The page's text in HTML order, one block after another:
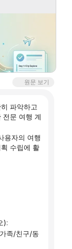
원문 보기
파악하고
전문 여행 계
수립에 활
):